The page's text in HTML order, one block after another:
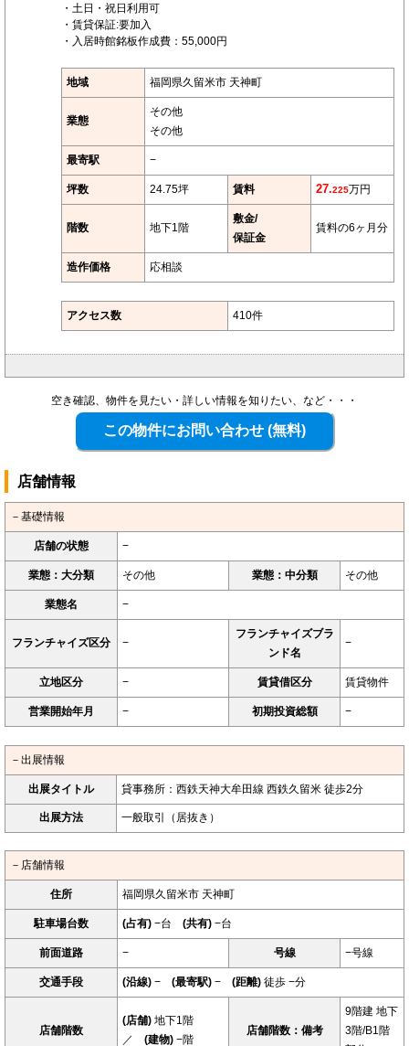
・土日・祝日利用可
・賃貸保証:要加入
・入居時館銘板作成費：55,000円
地域 福岡県久留米市 天神町
業態
その他
その他
最寄駅 −
坪数 24.75坪 賃料 27.225万円
階数 地下1階
敷金/
保証金
賃料の6ヶ月分
造作価格 応相談
アクセス数 410件
空き確認、物件を見たい・詳しい情報を知りたい、など・・・
店舗情報
－基礎情報
店舗の状態 −
業態：大分類 その他 業態：中分類 その他
業態名 −
フランチャイズ区分 −
フランチャイズブラ
ンド名
−
立地区分 − 賃貸借区分 賃貸物件
営業開始年月 − 初期投資総額 −
－出展情報
出展タイトル 貸事務所：西鉄天神大牟田線 西鉄久留米 徒歩2分
出展方法 一般取引（居抜き）
－店舗情報
住所 福岡県久留米市 天神町
駐車場台数 (占有) −台 (共有) −台
前面道路 − 号線 −号線
交通手段 (沿線) − (最寄駅) − (距離) 徒歩 −分
店舗階数
(店舗) 地下1階
／ (建物) −階
店舗階数：備考
9階建 地下
3階/B1階